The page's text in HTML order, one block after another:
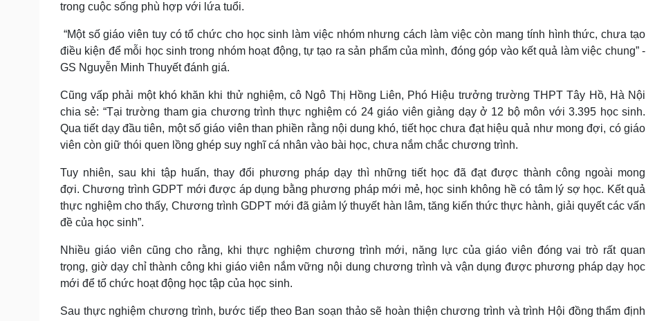
trong cuộc sống phù hợp với lứa tuổi.
“Một số giáo viên tuy có tổ chức cho học sinh làm việc nhóm nhưng cách làm việc còn mang tính hình thức, chưa tạo
điều kiện để mỗi học sinh trong nhóm hoạt động, tự tạo ra sản phẩm của mình, đóng góp vào kết quả làm việc chung” -
GS Nguyễn Minh Thuyết đánh giá.
Cũng vấp phải một khó khăn khi thử nghiệm, cô Ngô Thị Hồng Liên, Phó Hiệu trưởng trường THPT Tây Hồ, Hà Nội
chia sẻ: “Tại trường tham gia chương trình thực nghiệm có 24 giáo viên giảng dạy ở 12 bộ môn với 3.395 học sinh.
Qua tiết dạy đầu tiên, một số giáo viên than phiền rằng nội dung khó, tiết học chưa đạt hiệu quả như mong đợi, có giáo
viên còn giữ thói quen lồng ghép suy nghĩ cá nhân vào bài học, chưa nắm chắc chương trình.
Tuy nhiên, sau khi tập huấn, thay đổi phương pháp dạy thì những tiết học đã đạt được thành công ngoài mong
đợi. Chương trình GDPT mới được áp dụng bằng phương pháp mới mẻ, học sinh không hề có tâm lý sợ học. Kết quả
thực nghiệm cho thấy, Chương trình GDPT mới đã giảm lý thuyết hàn lâm, tăng kiến thức thực hành, giải quyết các vấn
đề của học sinh”.
Nhiều giáo viên cũng cho rằng, khi thực nghiệm chương trình mới, năng lực của giáo viên đóng vai trò rất quan
trọng, giờ dạy chỉ thành công khi giáo viên nắm vững nội dung chương trình và vận dụng được phương pháp dạy học
mới để tổ chức hoạt động học tập của học sinh.
Sau thực nghiệm chương trình, bước tiếp theo Ban soạn thảo sẽ hoàn thiện chương trình và trình Hội đồng thẩm định